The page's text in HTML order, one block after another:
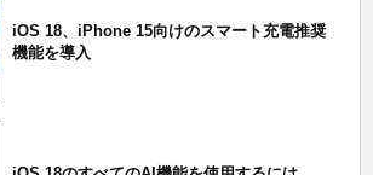
iOS 18、iPhone 15向けのスマート充電推奨
機能を導入